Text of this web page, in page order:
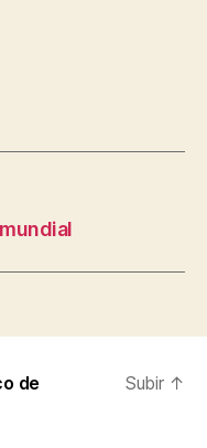
de
Subir ↑